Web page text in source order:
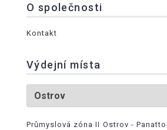
O společnosti
Kontakt
Výdejní místa
Průmyslová zóna II Ostrov -